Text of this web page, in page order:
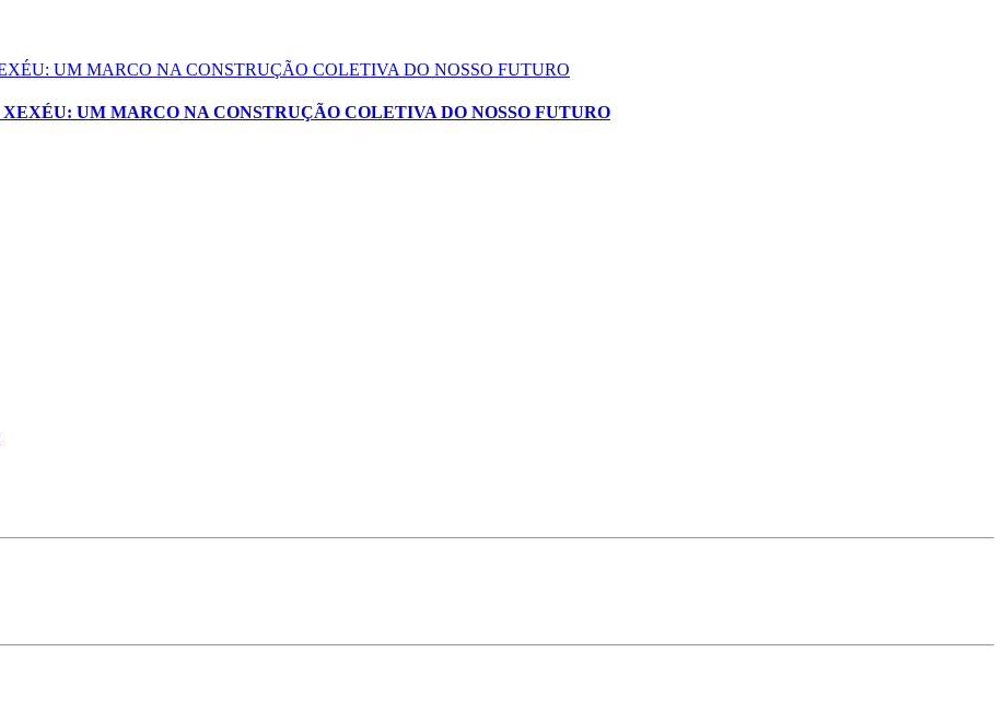
UM MARCO NA CONSTRUÇÃO COLETIVA DO NOSSO FUTURO
UM MARCO NA CONSTRUÇÃO COLETIVA DO NOSSO FUTURO